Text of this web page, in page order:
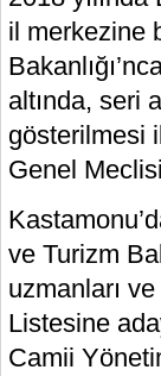
il merkezine
altında, seri
gösterilmesi
Genel
ve Turizm
uzmanları
Listesine
Camii